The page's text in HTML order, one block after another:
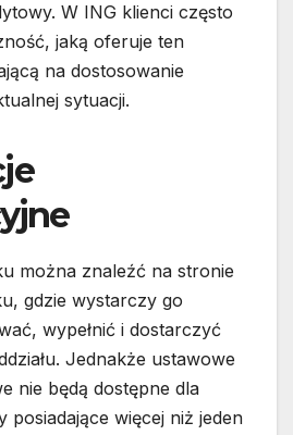
W ING klienci często
jaką oferuje ten
na dostosowanie
sytuacji.
można znaleźć na stronie
gdzie wystarczy go
wypełnić i dostarczyć
Jednakże ustawowe
nie będą dostępne dla
posiadające więcej niż jeden